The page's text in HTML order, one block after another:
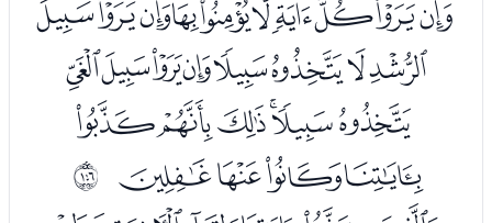
ﭿﮀﮁﮂﮃﮄﮅﮆﮇﮈ
ﮉﮊﮋﮌﮍﮎﮏﮐ
ﮑﮒﮓﮔﮕﮖ
ﮗﮘﮙﮚ ﲑ